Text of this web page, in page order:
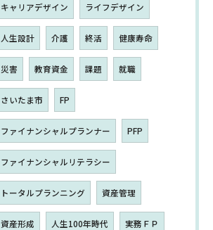
キャリアデザイン ライフデザイン
人生設計 介護 終活 健康寿命
災害 教育資金 課題 就職
さいたま市 FP
ファイナンシャルプランナー PFP
ファイナンシャルリテラシー
トータルプランニング 資産管理
資産形成 人生100年時代 実務ＦＰ